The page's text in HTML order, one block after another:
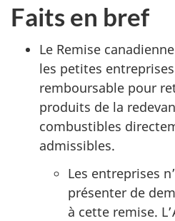
Faits en bref
Le Remise
les petites
remboursable pour
produits de la
combustibles
admissibles.
Les entreprises
présenter de
à cette remise.